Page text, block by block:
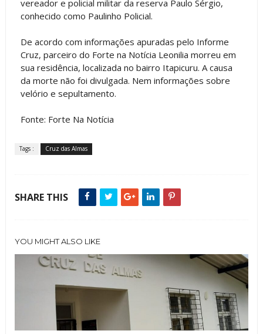
vereador e policial militar da reserva Paulo Sérgio,
conhecido como Paulinho Policial.
De acordo com informações apuradas pelo Informe
Cruz, parceiro do Forte na Notícia Leonilia morreu em
sua residência, localizada no bairro Itapicuru. A causa
da morte não foi divulgada. Nem informações sobre
velório e sepultamento.
Fonte: Forte Na Notícia
Tags : Cruz das Almas
SHARE THIS
YOU MIGHT ALSO LIKE